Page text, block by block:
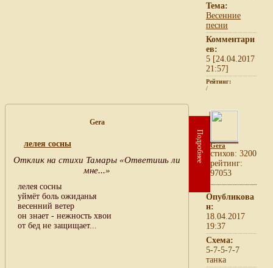
Тема:
Весенние
песни
Комментари
ев:
5 [24.04.2017
21:57]
Рейтинг:
/
Gera
лелея сосны
Отклик на стихи Тамары «Ответишь ли
мне...»
лелея сосны
уймёт боль ожиданья
весенний ветер
он знает - нежность хвои
от бед не защищает...
Подробнее Gera
cтихов: 3200
рейтинг:
97053
Опубликова
н:
18.04.2017
19:37
Схема:
5-7-5-7-7
танка